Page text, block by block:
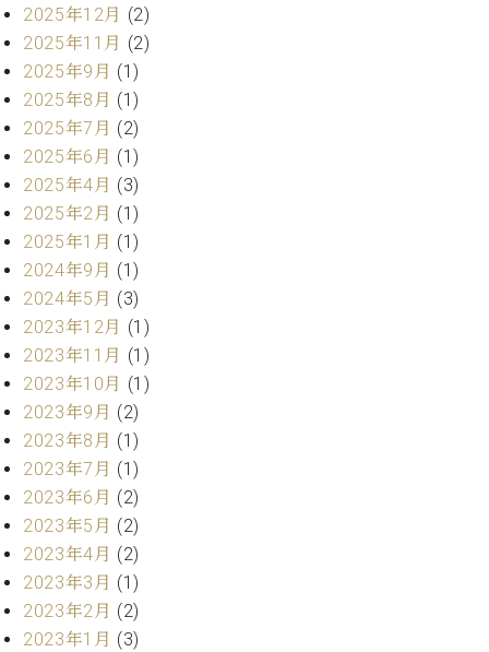
ィ
ジ
ョ
ン
C.BECHSTEIN
Digital(ベ
ヒ
シ
ュ
タ
イ
ン
デ
ジ
タ
ル)
介
展示
情報
ーロ
ピア
ノ特
選中
古】
ベ
ン
ト
情
報
八
子
工
房
ブ
ロ
ア
ク
セ
ス
2025年12月 (2)
2025年11月 (2)
2025年9月 (1)
2025年8月 (1)
2025年7月 (2)
2025年6月 (1)
2025年4月 (3)
2025年2月 (1)
2025年1月 (1)
2024年9月 (1)
2024年5月 (3)
2023年12月 (1)
2023年11月 (1)
2023年10月 (1)
2023年9月 (2)
2023年8月 (1)
2023年7月 (1)
2023年6月 (2)
2023年5月 (2)
2023年4月 (2)
2023年3月 (1)
2023年2月 (2)
2023年1月 (3)